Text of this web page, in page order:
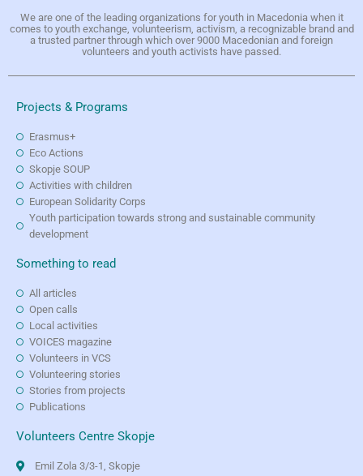
We are one of the leading organizations for youth in Macedonia when it
comes to youth exchange, volunteerism, activism, a recognizable brand and
a trusted partner through which over 9000 Macedonian and foreign
volunteers and youth activists have passed.
Projects & Programs
Erasmus+
Eco Actions
Skopje SOUP
Activities with children
European Solidarity Corps
Youth participation towards strong and sustainable community
development
Something to read
All articles
Open calls
Local activities
VOICES magazine
Volunteers in VCS
Volunteering stories
Stories from projects
Publications
Volunteers Centre Skopje
Emil Zola 3/3-1, Skopje